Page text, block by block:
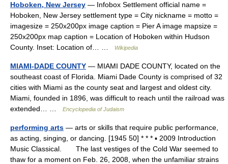
Hoboken, New Jersey — Infobox Settlement official name =
Hoboken, New Jersey settlement type = City nickname = motto =
imagesize = 250x200px image caption = Pier A image mapsize =
250x200px map caption = Location of Hoboken within Hudson
County. Inset: Location of… …
Wikipedia
MIAMI-DADE COUNTY — MIAMI DADE COUNTY, located on the
southeast coast of Florida. Miami Dade County is comprised of 32
cities with Miami as the county seat and largest and oldest city.
Miami, founded in 1896, was difficult to reach until the railroad was
extended… …
Encyclopedia of Judaism
performing arts — arts or skills that require public performance,
as acting, singing, or dancing. [1945 50] * * * ▪ 2009 Introduction
Music Classical. The last vestiges of the Cold War seemed to
thaw for a moment on Feb. 26, 2008, when the unfamiliar strains